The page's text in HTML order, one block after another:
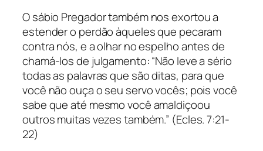
O sábio Pregador também nos exortou a
estender o perdão àqueles que pecaram
contra nós, e a olhar no espelho antes de
chamá-los de julgamento: “Não leve a sério
todas as palavras que são ditas, para que
você não ouça o seu servo vocês; pois você
sabe que até mesmo você amaldiçoou
outros muitas vezes também.” (Ecles. 7:21-
22)